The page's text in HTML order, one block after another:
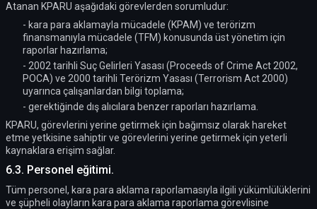
Atanan KPARU aşağıdaki görevlerden sorumludur:
- kara para aklamayla mücadele (KPAM) ve terörizm
finansmanıyla mücadele (TFM) konusunda üst yönetim için
raporlar hazırlama;
- 2002 tarihli Suç Gelirleri Yasası (Proceeds of Crime Act 2002,
POCA) ve 2000 tarihli Terörizm Yasası (Terrorism Act 2000)
uyarınca çalışanlardan bilgi toplama;
- gerektiğinde dış alıcılara benzer raporları hazırlama.
KPARU, görevlerini yerine getirmek için bağımsız olarak hareket
etme yetkisine sahiptir ve görevlerini yerine getirmek için yeterli
kaynaklara erişim sağlar.
6.3. Personel eğitimi.
Tüm personel, kara para aklama raporlamasıyla ilgili yükümlülüklerini
ve şüpheli olayların kara para aklama raporlama görevlisine